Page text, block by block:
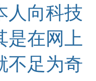
人向科技
是在网上
不足为奇